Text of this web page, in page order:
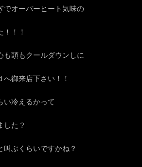
でオーバーヒート気味の
！！！
も頭もクールダウンしに
へ御来店下さい！！
い冷えるかって
した？
叫ぶくらいですかね？